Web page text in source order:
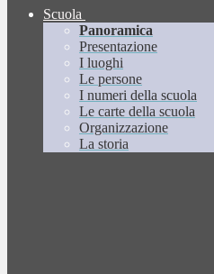
Scuola
Panoramica
Presentazione
I luoghi
Le persone
I numeri della scuola
Le carte della scuola
Organizzazione
La storia